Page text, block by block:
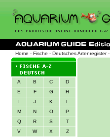
Home - Fische - Deutsches Artenregister-
A B C
D
E
F G
H
I
J K
L
M
N O
P
Q
R S
T
V
W X Z